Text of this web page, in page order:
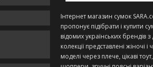
Інтернет магазин сумок
пропонує підібрати і купити
відомих українських брендів
колекції представлені жіночі і
моделі через плече, цікаві тоут,